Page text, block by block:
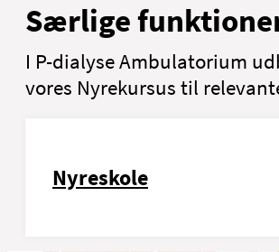
Særlige
I P-dialyse Ambulatorium
vores Nyrekursus til
Nyreskole